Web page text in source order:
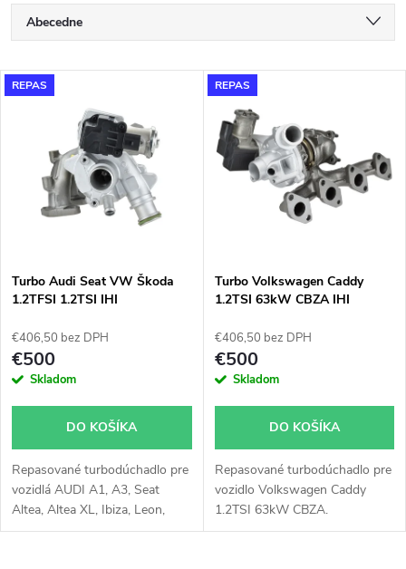
R
a
e
p
r
d
u
Abecedne
Najdrahšie
Najpredávanejšie
V
s
p
r
o
d
u
k
REPAS
Turbo Audi Seat VW Škoda
1.2TFSI 1.2TSI IHI
€406,50 bez DPH
€500
Skladom
DO KOŠÍKA
Repasované turbodúchadlo pre
vozidlá AUDI A1, A3, Seat
Altea, Altea XL, Ibiza, Leon,
Toledo, VW Beetle, Caddy, Golf,
REPAS
Turbo Volkswagen Caddy
1.2TSI 63kW CBZA IHI
€406,50 bez DPH
€500
Skladom
DO KOŠÍKA
Repasované turbodúchadlo pre
vozidlo Volkswagen Caddy
1.2TSI 63kW CBZA.